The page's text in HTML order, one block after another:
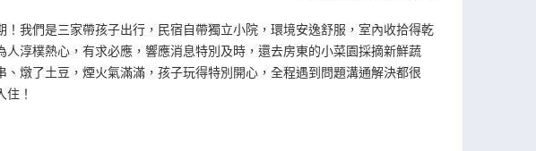
我們是三家帶孩子出行，民宿自帶獨立小院，環境安逸舒服，室內收拾得乾
淳樸熱心，有求必應，響應消息特別及時，還去房東的小菜園採摘新鮮蔬
燉了土豆，煙火氣滿滿，孩子玩得特別開心，全程遇到問題溝通解決都很
！